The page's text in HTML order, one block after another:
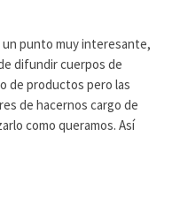
un punto muy interesante,
difundir cuerpos de
de productos pero las
de hacernos cargo de
como queramos. Así